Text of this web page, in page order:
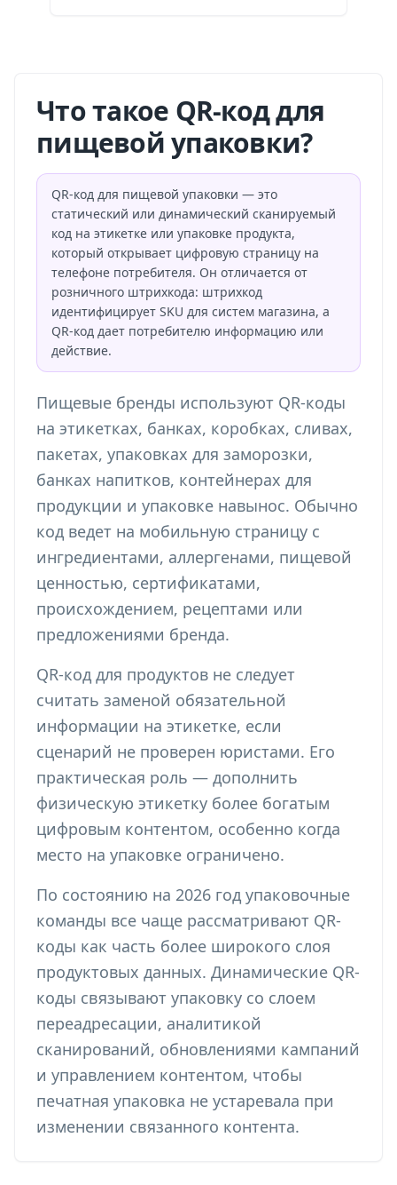
Что такое QR-код для
пищевой упаковки?
QR-код для пищевой упаковки — это
статический или динамический сканируемый
код на этикетке или упаковке продукта,
который открывает цифровую страницу на
телефоне потребителя. Он отличается от
розничного штрихкода: штрихкод
идентифицирует SKU для систем магазина, а
QR-код дает потребителю информацию или
действие.
Пищевые бренды используют QR-коды
на этикетках, банках, коробках, сливах,
пакетах, упаковках для заморозки,
банках напитков, контейнерах для
продукции и упаковке навынос. Обычно
код ведет на мобильную страницу с
ингредиентами, аллергенами, пищевой
ценностью, сертификатами,
происхождением, рецептами или
предложениями бренда.
QR-код для продуктов не следует
считать заменой обязательной
информации на этикетке, если
сценарий не проверен юристами. Его
практическая роль — дополнить
физическую этикетку более богатым
цифровым контентом, особенно когда
место на упаковке ограничено.
По состоянию на 2026 год упаковочные
команды все чаще рассматривают QR-
коды как часть более широкого слоя
продуктовых данных. Динамические QR-
коды связывают упаковку со слоем
переадресации, аналитикой
сканирований, обновлениями кампаний
и управлением контентом, чтобы
печатная упаковка не устаревала при
изменении связанного контента.